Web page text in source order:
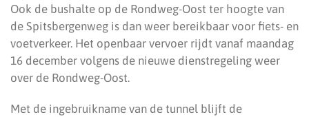
Ook de bushalte op de Rondweg-Oost ter hoogte van
de Spitsbergenweg is dan weer bereikbaar voor fiets- en
voetverkeer. Het openbaar vervoer rijdt vanaf maandag
16 december volgens de nieuwe dienstregeling weer
over de Rondweg-Oost.
Met de ingebruikname van de tunnel blijft de